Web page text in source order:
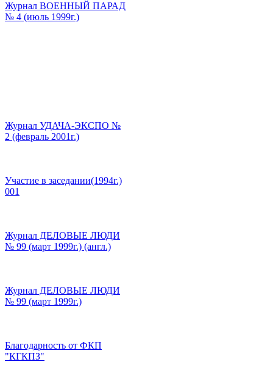
Журнал ВОЕННЫЙ ПАРАД
№ 4 (июль 1999г.)
Журнал УДАЧА-ЭКСПО №
2 (февраль 2001г.)
Участие в заседании(1994г.)
001
Журнал ДЕЛОВЫЕ ЛЮДИ
№ 99 (март 1999г.) (англ.)
Журнал ДЕЛОВЫЕ ЛЮДИ
№ 99 (март 1999г.)
Благодарность от ФКП
"КГКПЗ"